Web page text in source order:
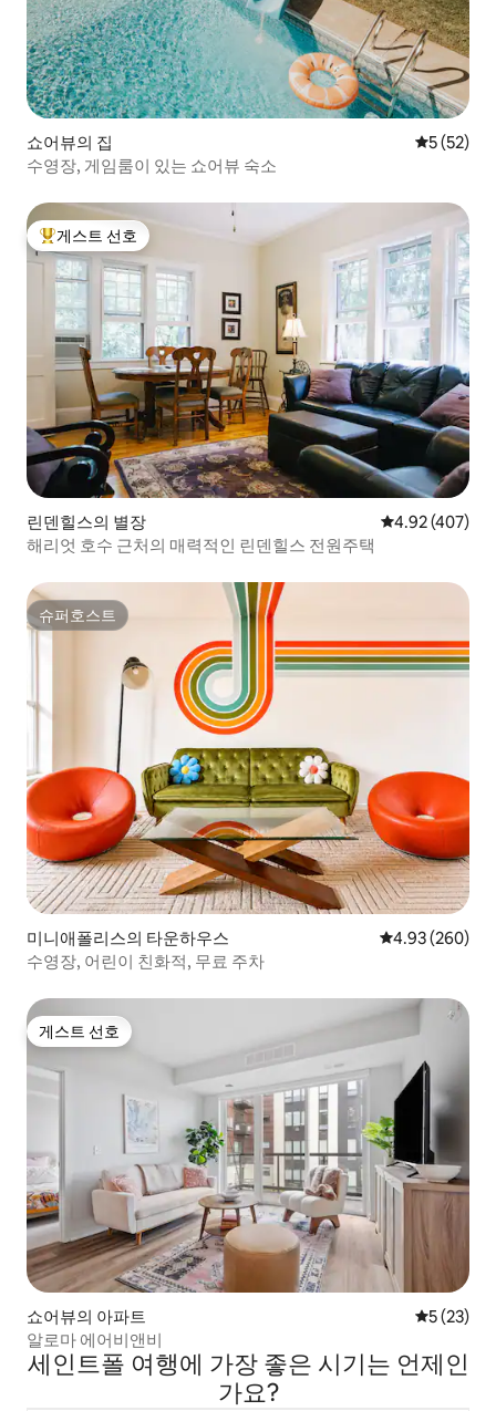
쇼어뷰의 집 평점 5점
5 (52)
수영장, 게임룸이 있는 쇼어뷰 숙소
상위 게스트 선호
게스트 선호
린덴힐스의 별장 평점 4.92점(5
4.92 (407)
해리엇 호수 근처의 매력적인 린덴힐스 전원주택
슈퍼호스트
슈퍼호스트
미니애폴리스의 타운하우스 평점 4.93점(5
4.93 (260)
수영장, 어린이 친화적, 무료 주차
게스트 선호
게스트 선호
쇼어뷰의 아파트 평점 5점
5 (23)
알로마 에어비앤비
세인트폴 여행에 가장 좋은 시기는 언제인
가요?